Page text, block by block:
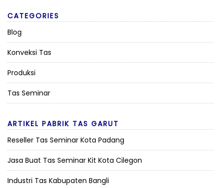
CATEGORIES
Blog
Konveksi Tas
Produksi
Tas Seminar
ARTIKEL PABRIK TAS GARUT
Reseller Tas Seminar Kota Padang
Jasa Buat Tas Seminar Kit Kota Cilegon
Industri Tas Kabupaten Bangli